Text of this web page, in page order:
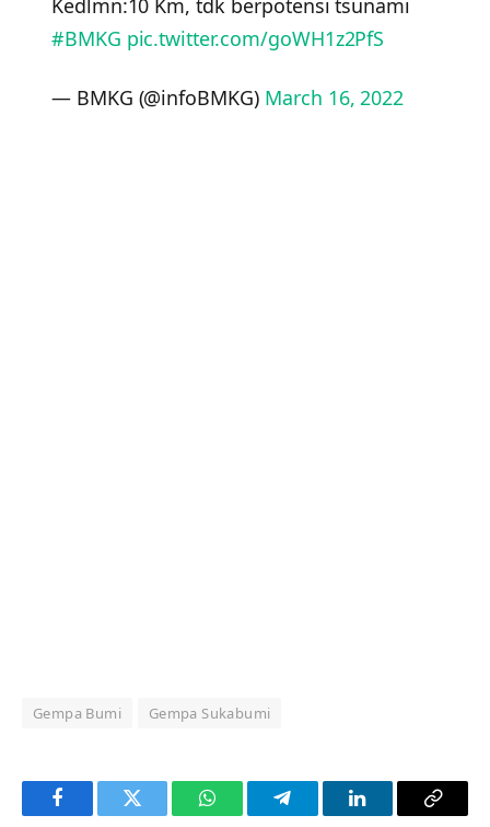
Kedlmn:10 Km, tdk berpotensi tsunami
#BMKG pic.twitter.com/goWH1z2PfS
— BMKG (@infoBMKG) March 16, 2022
Gempa Bumi Gempa Sukabumi
FacebookTwitter WhatsAppTelegramLinkedInCopy